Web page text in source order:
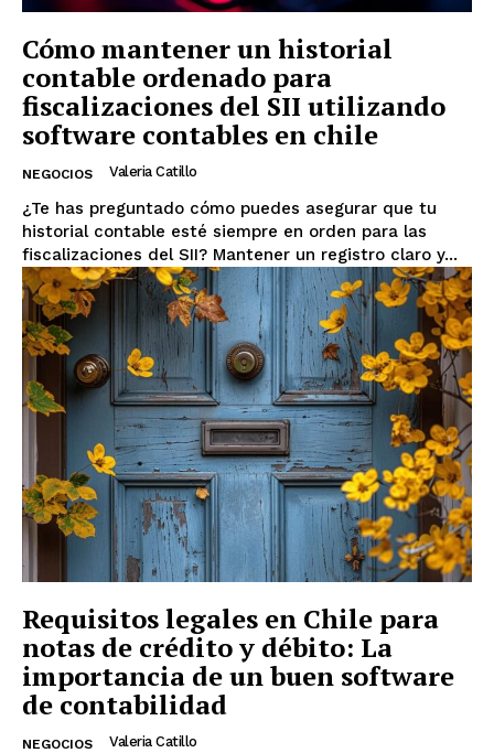
Cómo mantener un historial
contable ordenado para
fiscalizaciones del SII utilizando
software contables en chile
NEGOCIOS Valeria Catillo
¿Te has preguntado cómo puedes asegurar que tu
historial contable esté siempre en orden para las
fiscalizaciones del SII? Mantener un registro claro y...
Requisitos legales en Chile para
notas de crédito y débito: La
importancia de un buen software
de contabilidad
NEGOCIOS Valeria Catillo